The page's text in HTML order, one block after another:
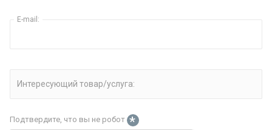
E-mail:
Интересующий товар/услуга:
Подтвердите, что вы не робот *